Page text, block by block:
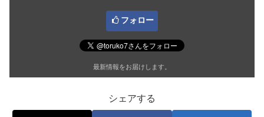
フォロー
最新情報をお届けします。
シェアする